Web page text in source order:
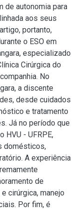
de autonomia para
aos seus
portanto,
o ESO em
especializado
Cirúrgica do
No
a discente
desde cuidados
e tratamento
Já no período que
HVU - UFRPE,
domésticos,
A experiência
de
cirúrgica, manejo
Por fim, é